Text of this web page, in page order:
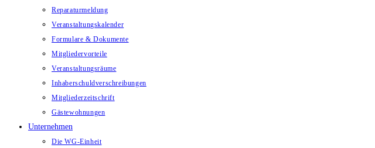
Reparaturmeldung
Veranstaltungskalender
Formulare & Dokumente
Mitgliedervorteile
Veranstaltungsräume
Inhaberschuld­verschreibungen
Mitgliederzeitschrift
Gästewohnungen
Unternehmen
Die WG-Einheit